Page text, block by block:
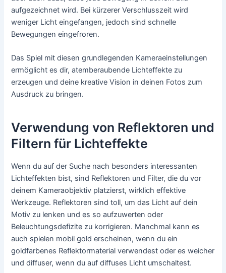
aufgezeichnet wird. Bei kürzerer Verschlusszeit wird
weniger Licht eingefangen, jedoch sind schnelle
Bewegungen eingefroren.
Das Spiel mit diesen grundlegenden Kameraeinstellungen
ermöglicht es dir, atemberaubende Lichteffekte zu
erzeugen und deine kreative Vision in deinen Fotos zum
Ausdruck zu bringen.
Verwendung von Reflektoren und
Filtern für Lichteffekte
Wenn du auf der Suche nach besonders interessanten
Lichteffekten bist, sind Reflektoren und Filter, die du vor
deinem Kameraobjektiv platzierst, wirklich effektive
Werkzeuge. Reflektoren sind toll, um das Licht auf dein
Motiv zu lenken und es so aufzuwerten oder
Beleuchtungsdefizite zu korrigieren. Manchmal kann es
auch spielen mobil gold erscheinen, wenn du ein
goldfarbenes Reflektormaterial verwendest oder es weicher
und diffuser, wenn du auf diffuses Licht umschaltest.